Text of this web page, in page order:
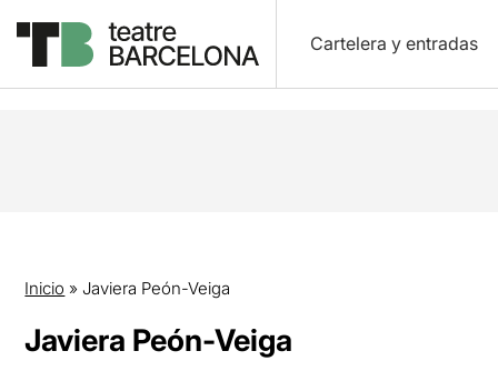
Cartelera y entradas
Inicio » Javiera Peón-Veiga
Javiera Peón-Veiga